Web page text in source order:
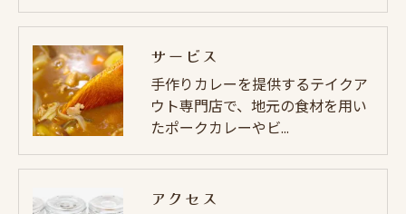
サービス
手作りカレーを提供するテイクア
ウト専門店で、地元の食材を用い
たポークカレーやビ…
アクセス